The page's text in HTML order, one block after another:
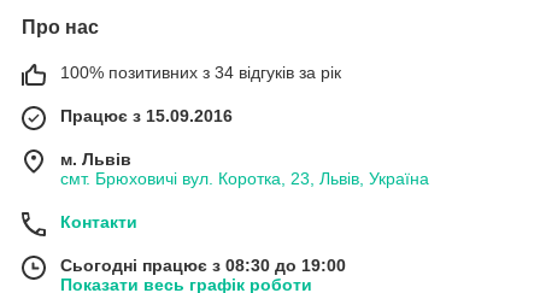
Про нас
100% позитивних з 34 відгуків за рік
Працює з 15.09.2016
м. Львів
смт. Брюховичі вул. Коротка, 23, Львів, Україна
Контакти
Сьогодні працює з 08:30 до 19:00
Показати весь графік роботи